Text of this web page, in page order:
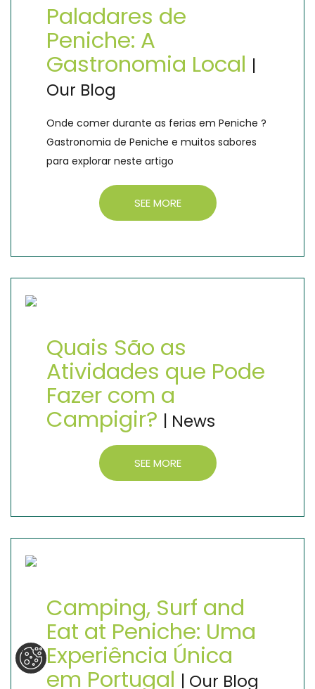
Paladares de
Peniche: A
Gastronomia Local |
Our Blog
Onde comer durante as ferias em Peniche ?
Gastronomia de Peniche e muitos sabores
para explorar neste artigo
SEE MORE
Quais São as
Atividades que Pode
Fazer com a
Campigir? | News
SEE MORE
Camping, Surf and
Eat at Peniche: Uma
Experiência Única
em Portugal | Our Blog